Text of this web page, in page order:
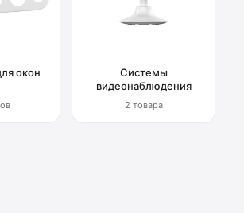
окон
Системы
видеонаблюдения
2 товара